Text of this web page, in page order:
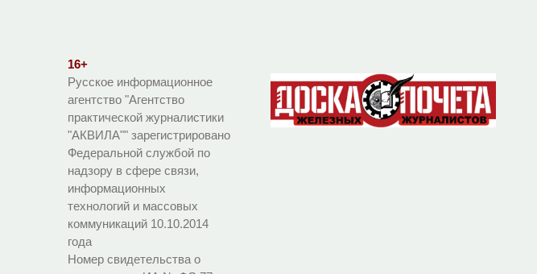
16+
Русское информационное
агентство "Агентство
практической журналистики
"АКВИЛА"" зарегистрировано
Федеральной службой по
надзору в сфере связи,
информационных
технологий и массовых
коммуникаций 10.10.2014
года
Номер свидетельства о